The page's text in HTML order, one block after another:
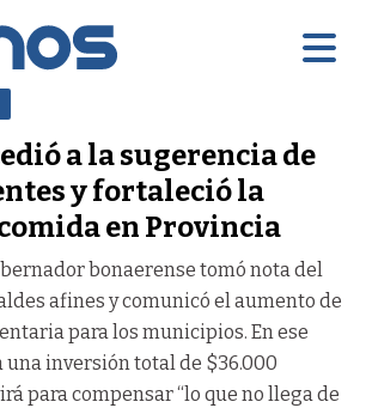
a la sugerencia de
y fortaleció la
en Provincia
bonaerense tomó nota del
afines y comunicó el aumento de
para los municipios. En ese
una inversión total de $36.000
para compensar “lo que no llega de